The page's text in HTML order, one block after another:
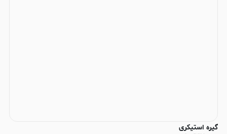
گیره استیکری